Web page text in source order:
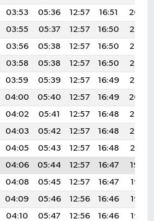
03:53 05:36 12:57 16:51
20:09
03:55 05:37 12:57 16:50
20:08
03:56 05:38 12:57 16:50
20:07
03:58 05:38 12:57 16:50
20:06
03:59 05:39 12:57 16:49
20:05
04:00 05:40 12:57 16:49
20:04
04:02 05:41 12:57 16:48
20:03
04:03 05:42 12:57 16:48
20:02
04:05 05:43 12:57 16:48
20:01
04:06 05:44 12:57 16:47
19:59
04:08 05:45 12:57 16:47
19:58
04:09 05:46 12:56 16:46
19:57
04:10 05:47 12:56 16:46
19:56